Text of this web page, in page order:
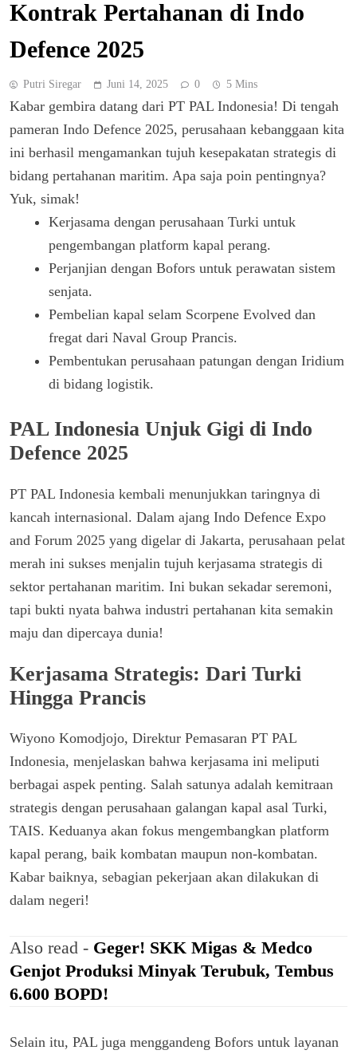
Kontrak Pertahanan di Indo
Defence 2025
Putri Siregar Juni 14, 2025 0 5 Mins
Kabar gembira datang dari PT PAL Indonesia! Di tengah
pameran Indo Defence 2025, perusahaan kebanggaan kita
ini berhasil mengamankan tujuh kesepakatan strategis di
bidang pertahanan maritim. Apa saja poin pentingnya?
Yuk, simak!
Kerjasama dengan perusahaan Turki untuk
pengembangan platform kapal perang.
Perjanjian dengan Bofors untuk perawatan sistem
senjata.
Pembelian kapal selam Scorpene Evolved dan
fregat dari Naval Group Prancis.
Pembentukan perusahaan patungan dengan Iridium
di bidang logistik.
PAL Indonesia Unjuk Gigi di Indo
Defence 2025
PT PAL Indonesia kembali menunjukkan taringnya di
kancah internasional. Dalam ajang Indo Defence Expo
and Forum 2025 yang digelar di Jakarta, perusahaan pelat
merah ini sukses menjalin tujuh kerjasama strategis di
sektor pertahanan maritim. Ini bukan sekadar seremoni,
tapi bukti nyata bahwa industri pertahanan kita semakin
maju dan dipercaya dunia!
Kerjasama Strategis: Dari Turki
Hingga Prancis
Wiyono Komodjojo, Direktur Pemasaran PT PAL
Indonesia, menjelaskan bahwa kerjasama ini meliputi
berbagai aspek penting. Salah satunya adalah kemitraan
strategis dengan perusahaan galangan kapal asal Turki,
TAIS. Keduanya akan fokus mengembangkan platform
kapal perang, baik kombatan maupun non-kombatan.
Kabar baiknya, sebagian pekerjaan akan dilakukan di
dalam negeri!
Also read - Geger! SKK Migas & Medco
Genjot Produksi Minyak Terubuk, Tembus
6.600 BOPD!
Selain itu, PAL juga menggandeng Bofors untuk layanan